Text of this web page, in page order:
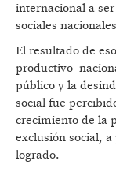
internacional a
sociales nacionales
El resultado de
productivo
público y la
social fue
crecimiento de la
exclusión social,
logrado.